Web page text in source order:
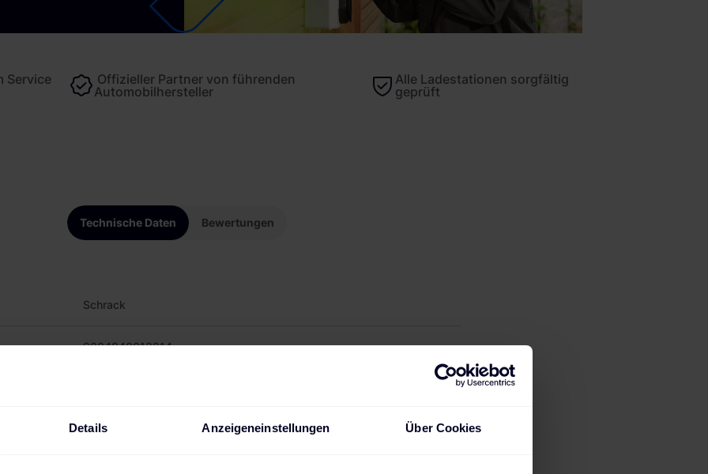
Details Anzeigeneinstellungen Über Cookies
Service
Offizieller Partner von führenden
Automobilhersteller
Alle Ladestationen sorgfältig
geprüft
Technische Daten Bewertungen
Schrack
9004840013214
Weiß